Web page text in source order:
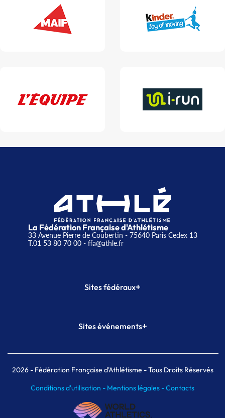
La Fédération Française d'Athlétisme
33 Avenue Pierre de Coubertin - 75640 Paris Cedex 13
T.01 53 80 70 00- ffa@athle.fr
Sites fédéraux+
Plateforme Formation
Sites événements+
Meeting de Paris indoor
MAIF Ekiden de Paris
2026- Fédération Française d'Athlétisme - Tous Droits Réservés
Conditions d'utilisation - Mentions légales -Contacts